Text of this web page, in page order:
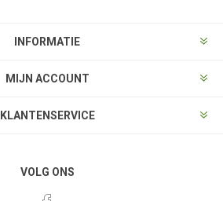
INFORMATIE
MIJN ACCOUNT
KLANTENSERVICE
VOLG ONS